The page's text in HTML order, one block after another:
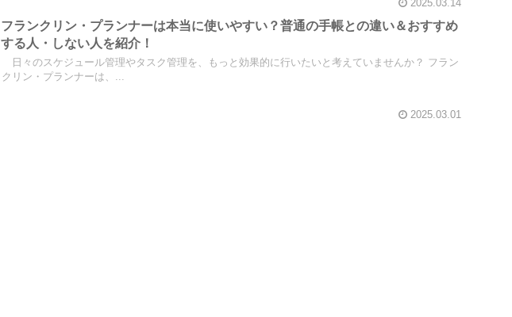
2025.03.14
フランクリン・プランナーは本当に使いやすい？普通の手帳との違い＆おすすめ
する人・しない人を紹介！
日々のスケジュール管理やタスク管理を、もっと効果的に行いたいと考えていませんか？ フラン
クリン・プランナーは、...
2025.03.01